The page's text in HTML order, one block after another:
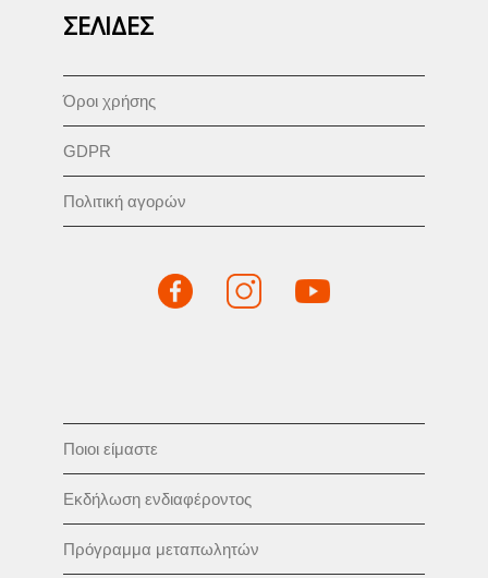
ΣΕΛΙΔΕΣ
Όροι χρήσης
GDPR
Πολιτική αγορών
Ποιοι είμαστε
Εκδήλωση ενδιαφέροντος
Πρόγραμμα μεταπωλητών